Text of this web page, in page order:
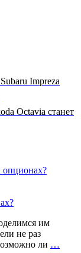
Impreza
Octavia станет
им
не раз
ли …